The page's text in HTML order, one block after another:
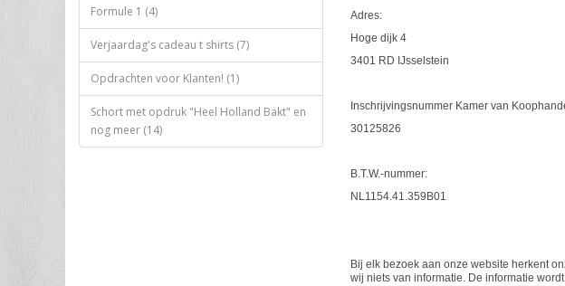
Formule 1 (4)
Verjaardag's cadeau t shirts (7)
Opdrachten voor Klanten! (1)
Schort met opdruk "Heel Holland Bakt" en
nog meer (14)
Adres:
Hoge dijk 4
3401 RD IJsselstein
Inschrijvingsnummer Kamer van
30125826
B.T.W.-nummer:
NL1154.41.359B01
Bij elk bezoek aan onze website herkent
wij niets van informatie. De informatie